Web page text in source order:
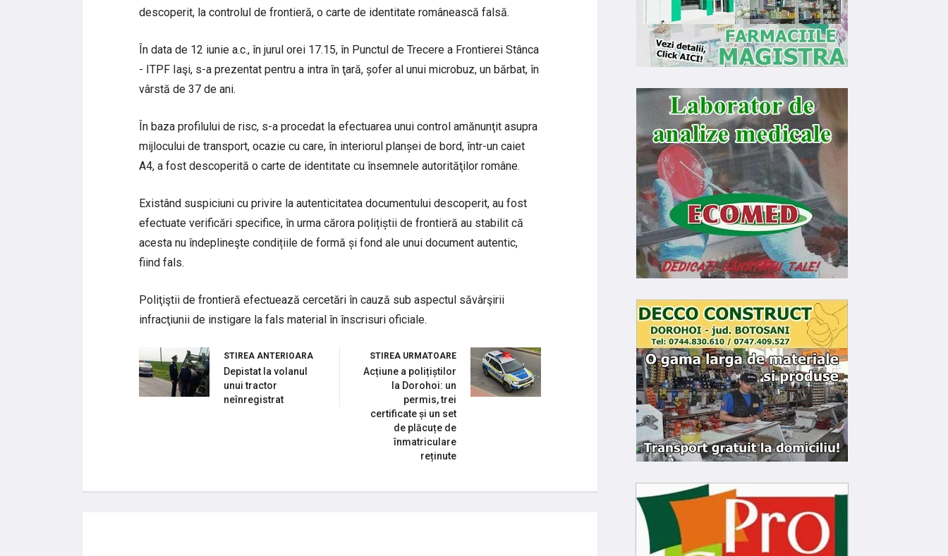
descoperit, la controlul de frontieră, o carte de identitate românească falsă.
În data de 12 iunie a.c., în jurul orei 17.15, în Punctul de Trecere a Frontierei Stânca
- ITPF Iaşi, s-a prezentat pentru a intra în ţară, șofer al unui microbuz, un bărbat, în
vârstă de 37 de ani.
În baza profilului de risc, s-a procedat la efectuarea unui control amănunţit asupra
mijlocului de transport, ocazie cu care, în interiorul planșei de bord, într-un caiet
A4, a fost descoperită o carte de identitate cu însemnele autorităţilor române.
Existând suspiciuni cu privire la autenticitatea documentului descoperit, au fost
efectuate verificări specifice, în urma cărora polițiștii de frontieră au stabilit că
acesta nu îndeplineşte condițiile de formă și fond ale unui document autentic,
fiind fals.
Poliţiştii de frontieră efectuează cercetări în cauză sub aspectul săvârşirii
infracţiunii de instigare la fals material în înscrisuri oficiale.
STIREA ANTERIOARA
Depistat la volanul
unui tractor
neînregistrat
STIREA URMATOARE
Acțiune a polițiștilor
la Dorohoi: un
permis, trei
certificate și un set
de plăcuțe de
înmatriculare
reținute